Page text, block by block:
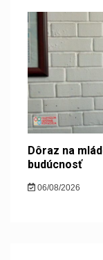
Dôraz na
budúcnosť
06/08/2026